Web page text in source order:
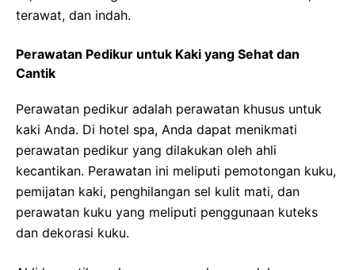
terawat, dan indah.
Perawatan Pedikur untuk Kaki yang Sehat dan
Cantik
Perawatan pedikur adalah perawatan khusus untuk
kaki Anda. Di hotel spa, Anda dapat menikmati
perawatan pedikur yang dilakukan oleh ahli
kecantikan. Perawatan ini meliputi pemotongan kuku,
pemijatan kaki, penghilangan sel kulit mati, dan
perawatan kuku yang meliputi penggunaan kuteks
dan dekorasi kuku.